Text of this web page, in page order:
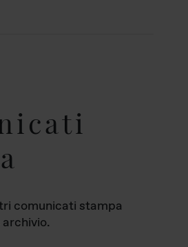
comunicati stampa